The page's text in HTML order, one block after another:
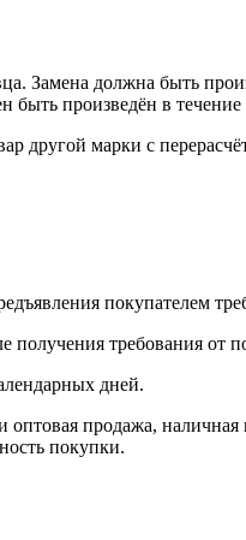
Замена должна быть
быть произведён в
другой марки с
покупателем
получения требования от
дней.
продажа, наличная
покупки.